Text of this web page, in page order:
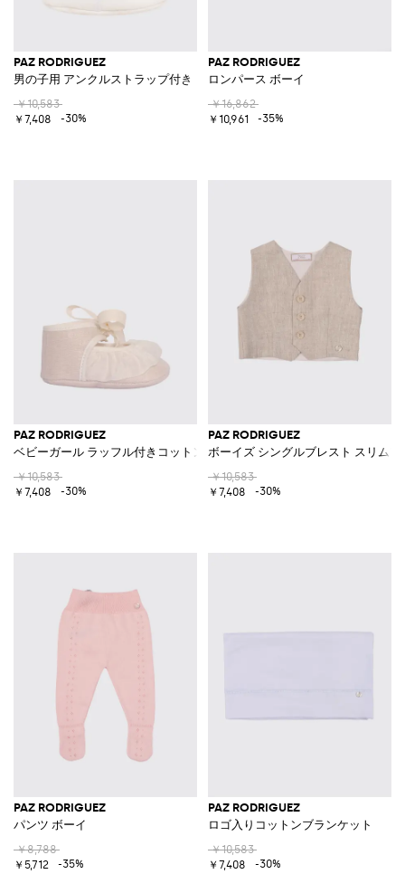
PAZ RODRIGUEZ
男の子用 アンクルストラップ付き リネン製メリージェーンベビーシュー
￥10,583
￥7,408
-30%
PAZ RODRIGUEZ
ロンパース ボーイ
￥16,862
￥10,961
-35%
PAZ RODRIGUEZ
ベビーガール ラッフル付きコットンブレンド メリージェーンシューズ
￥10,583
￥7,408
-30%
PAZ RODRIGUEZ
ボーイズ シングルブレスト スリム
￥10,583
￥7,408
-30%
PAZ RODRIGUEZ
パンツ ボーイ
￥8,788
￥5,712
-35%
PAZ RODRIGUEZ
ロゴ入りコットンブランケット
￥10,583
￥7,408
-30%